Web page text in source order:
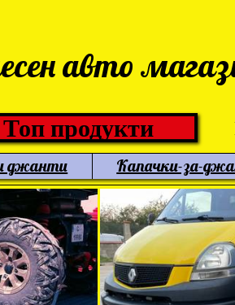
Топ продукти
джанти Капачки-за-
авто